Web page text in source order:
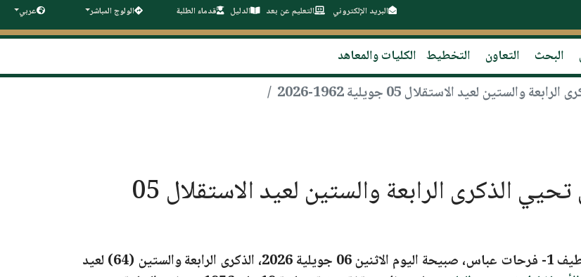
البريد الإلكتروني التعليم عن بعد الدليل قدماء الطلبة الولوج المباشر عربي
البحث التعاون التخطيط الكليات والمعاهد
جامعة سطيف 1- فرحات عباس تحيي الذكرى الرابعة والستين لعيد الاستقلال 05
عباس ، صبيحة اليوم الاثنين 06 جويلية 2026،
الذكرى الرابعة والستين (64) لعيد